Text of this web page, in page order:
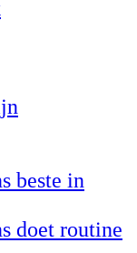
beste in
doet routine